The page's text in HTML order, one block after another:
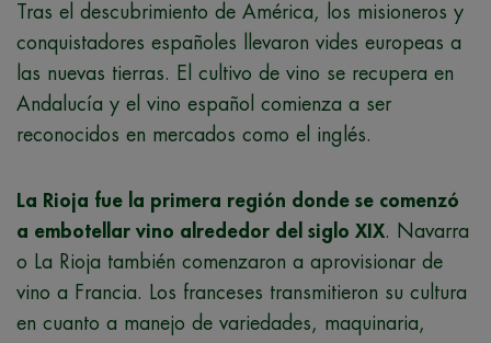
Tras el descubrimiento de América, los misioneros y
conquistadores españoles llevaron vides europeas a
las nuevas tierras. El cultivo de vino se recupera en
Andalucía y el vino español comienza a ser
reconocidos en mercados como el inglés.
La Rioja fue la primera región donde se comenzó
a embotellar vino alrededor del siglo XIX. Navarra
o La Rioja también comenzaron a aprovisionar de
vino a Francia. Los franceses transmitieron su cultura
en cuanto a manejo de variedades, maquinaria,